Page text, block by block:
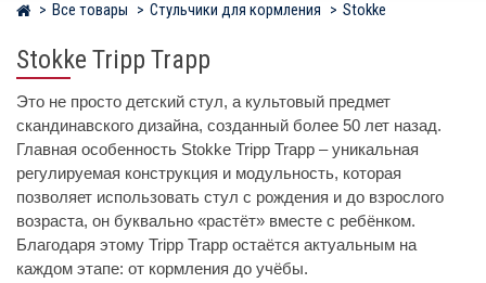
Магазин детских колясок
Все товары Стульчики для кормления Stokke
Stokke Tripp Trapp
Это не просто детский стул, а культовый предмет
скандинавского дизайна, созданный более 50 лет назад.
Главная особенность Stokke Tripp Trapp – уникальная
регулируемая конструкция и модульность, которая
позволяет использовать стул с рождения и до взрослого
возраста, он буквально «растёт» вместе с ребёнком.
Благодаря этому Tripp Trapp остаётся актуальным на
каждом этапе: от кормления до учёбы.